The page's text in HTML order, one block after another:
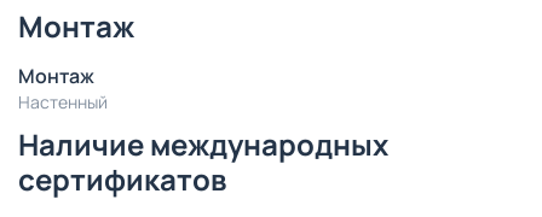
Монтаж
Монтаж
Настенный
Наличие международных
сертификатов